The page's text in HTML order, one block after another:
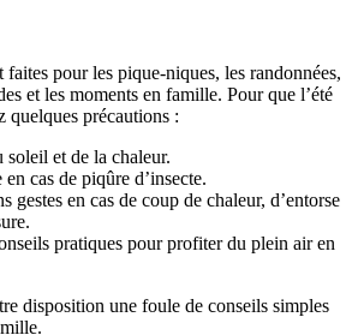
faites pour les pique-niques, les randonnées,
et les moments en famille. Pour que l’été
quelques précautions :
soleil et de la chaleur.
cas de piqûre d’insecte.
gestes en cas de coup de chaleur, d’entorse
pratiques pour profiter du plein air en
disposition une foule de conseils simples